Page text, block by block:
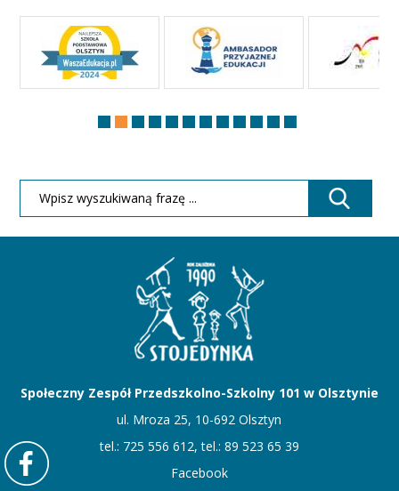
Społeczny Zespół Przedszkolno-Szkolny 101 w Olsztynie
ul. Mroza 25, 10-692 Olsztyn
tel.: 725 556 612, tel.: 89 523 65 39
Facebook